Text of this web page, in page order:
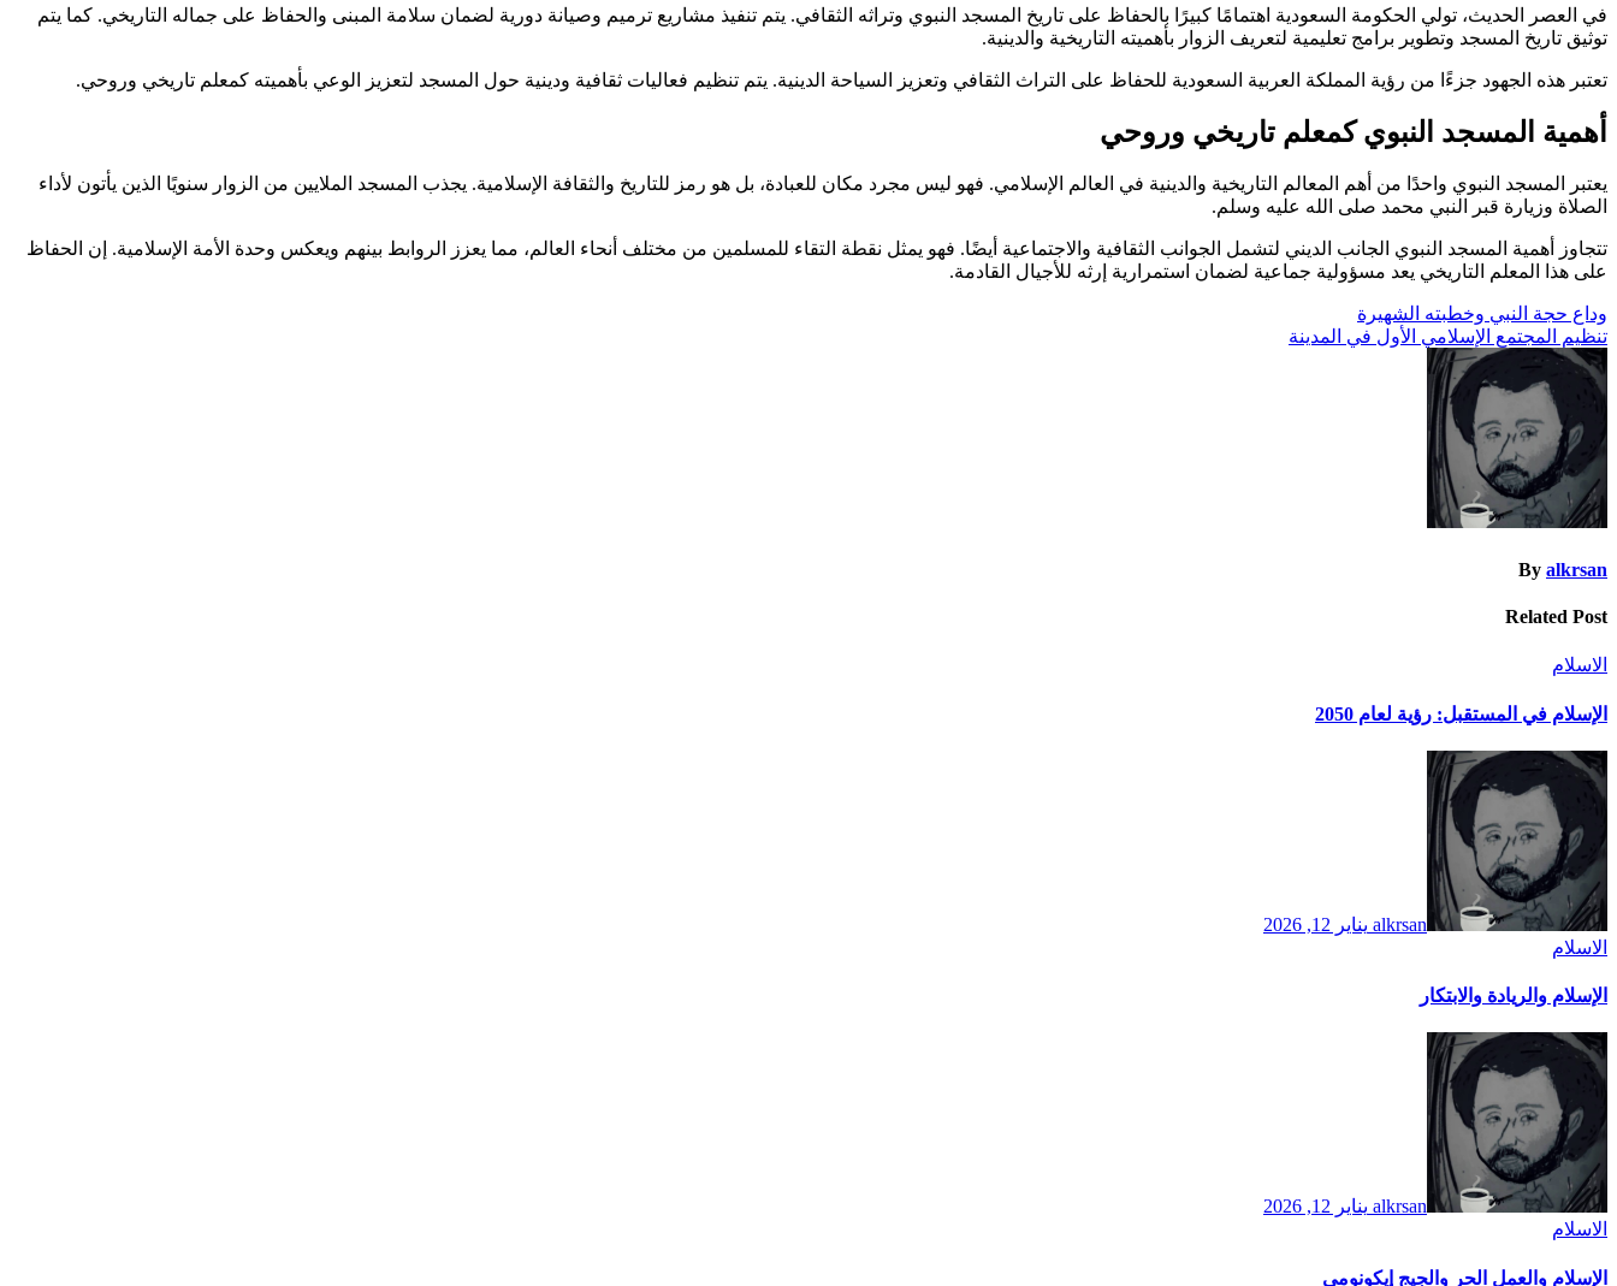
في العصر الحديث، تولي الحكومة السعودية اهتمامًا كبيرًا بالحفاظ على تاريخ المسجد النبوي وتراثه الثقافي. يتم تنفيذ مشاريع ترميم وصيانة دورية لضمان سلامة المبنى والحفاظ على جماله التاريخي. كما يتم
توثيق تاريخ المسجد وتطوير برامج تعليمية لتعريف الزوار بأهميته التاريخية والدينية.
تعتبر هذه الجهود جزءًا من رؤية المملكة العربية السعودية للحفاظ على التراث الثقافي وتعزيز السياحة الدينية. يتم تنظيم فعاليات ثقافية ودينية حول المسجد لتعزيز الوعي بأهميته كمعلم تاريخي وروحي.
أهمية المسجد النبوي كمعلم تاريخي وروحي
يعتبر المسجد النبوي واحدًا من أهم المعالم التاريخية والدينية في العالم الإسلامي. فهو ليس مجرد مكان للعبادة، بل هو رمز للتاريخ والثقافة الإسلامية. يجذب المسجد الملايين من الزوار سنويًا الذين يأتون لأداء
الصلاة وزيارة قبر النبي محمد صلى الله عليه وسلم.
تتجاوز أهمية المسجد النبوي الجانب الديني لتشمل الجوانب الثقافية والاجتماعية أيضًا. فهو يمثل نقطة التقاء للمسلمين من مختلف أنحاء العالم، مما يعزز الروابط بينهم ويعكس وحدة الأمة الإسلامية. إن الحفاظ
على هذا المعلم التاريخي يعد مسؤولية جماعية لضمان استمرارية إرثه للأجيال القادمة.
تصفّح
المقالات
وداع حجة النبي وخطبته الشهيرة
تنظيم المجتمع الإسلامي الأول في المدينة
By alkrsan
Related Post
الاسلام
الإسلام في المستقبل: رؤية لعام 2050
alkrsan يناير 12, 2026
الاسلام
الإسلام والريادة والابتكار
alkrsan يناير 12, 2026
الاسلام
الإسلام والعمل الحر والجيج إيكونومي